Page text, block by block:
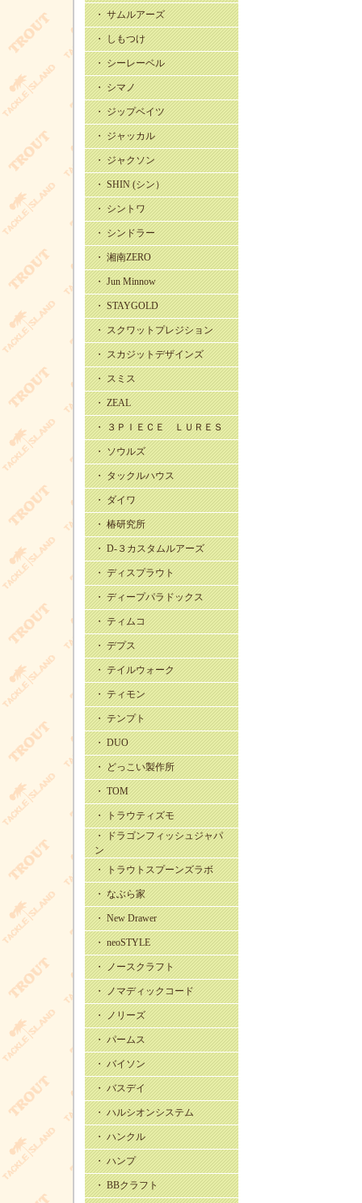
・ サムルアーズ
・ しもつけ
・ シーレーベル
・ シマノ
・ ジップベイツ
・ ジャッカル
・ ジャクソン
・ SHIN (シン）
・ シントワ
・ シンドラー
・ 湘南ZERO
・ Jun Minnow
・ STAYGOLD
・ スクワットプレジション
・ スカジットデザインズ
・ スミス
・ ZEAL
・ ３ＰＩＥＣＥ ＬＵＲＥＳ
・ ソウルズ
・ タックルハウス
・ ダイワ
・ 椿研究所
・ D-３カスタムルアーズ
・ ディスプラウト
・ ディープパラドックス
・ ティムコ
・ デプス
・ テイルウォーク
・ ティモン
・ テンプト
・ DUO
・ どっこい製作所
・ TOM
・ トラウティズモ
・ ドラゴンフィッシュジャパ
ン
・ トラウトスプーンズラボ
・ なぶら家
・ New Drawer
・ neoSTYLE
・ ノースクラフト
・ ノマディックコード
・ ノリーズ
・ パームス
・ バイソン
・ バスデイ
・ ハルシオンシステム
・ ハンクル
・ ハンプ
・ BBクラフト